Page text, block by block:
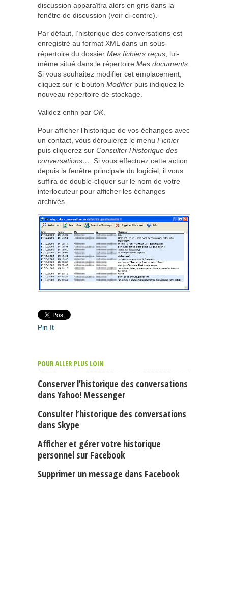
discussion apparaîtra alors en gris dans la
fenêtre de discussion (voir ci-contre).
Par défaut, l’historique des conversations est
enregistré au format XML dans un sous-
répertoire du dossier Mes fichiers reçus, lui-
même situé dans le répertoire Mes documents.
Si vous souhaitez modifier cet emplacement,
cliquez sur le bouton Modifier puis indiquez le
nouveau répertoire de stockage.
Validez enfin par OK.
Pour afficher l’historique de vos échanges avec
un contact, vous déroulerez le menu Fichier
puis cliquerez sur Consulter l’historique des
conversations…. Si vous effectuez cette action
depuis la fenêtre principale du logiciel, il vous
suffira de double-cliquer sur le nom de votre
interlocuteur pour afficher les échanges
archivés.
Pin It
POUR ALLER PLUS LOIN
Conserver l’historique des conversations
dans Yahoo! Messenger
Consulter l’historique des conversations
dans Skype
Afficher et gérer votre historique
personnel sur Facebook
Supprimer un message dans Facebook